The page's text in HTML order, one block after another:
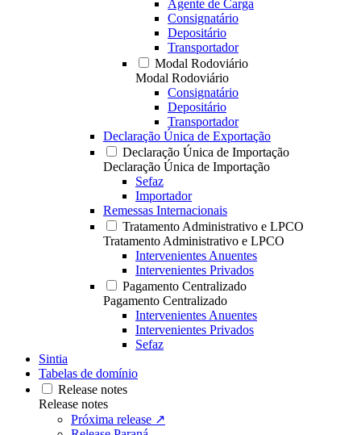
Agente de Carga
Consignatário
Depositário
Transportador
Modal Rodoviário
Modal Rodoviário
Consignatário
Depositário
Transportador
Declaração Única de Exportação
Declaração Única de Importação
Declaração Única de Importação
Sefaz
Importador
Remessas Internacionais
Tratamento Administrativo e LPCO
Tratamento Administrativo e LPCO
Intervenientes Anuentes
Intervenientes Privados
Pagamento Centralizado
Pagamento Centralizado
Intervenientes Anuentes
Intervenientes Privados
Sefaz
Sintia
Tabelas de domínio
Release notes
Release notes
Próxima release ↗